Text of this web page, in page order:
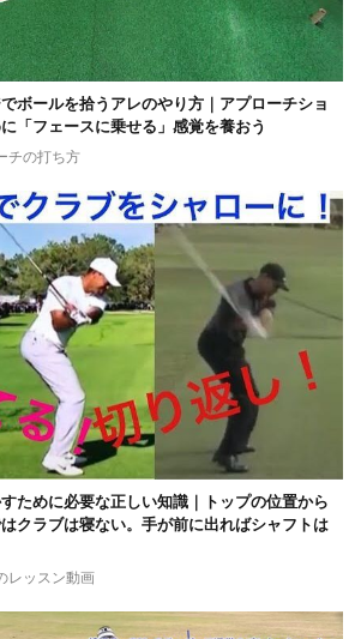
ボールを拾うアレのやり方｜アプローチショ
「フェースに乗せる」感覚を養おう
チの打ち方
ために必要な正しい知識｜トップの位置から
クラブは寝ない。手が前に出ればシャフトは
レッスン動画